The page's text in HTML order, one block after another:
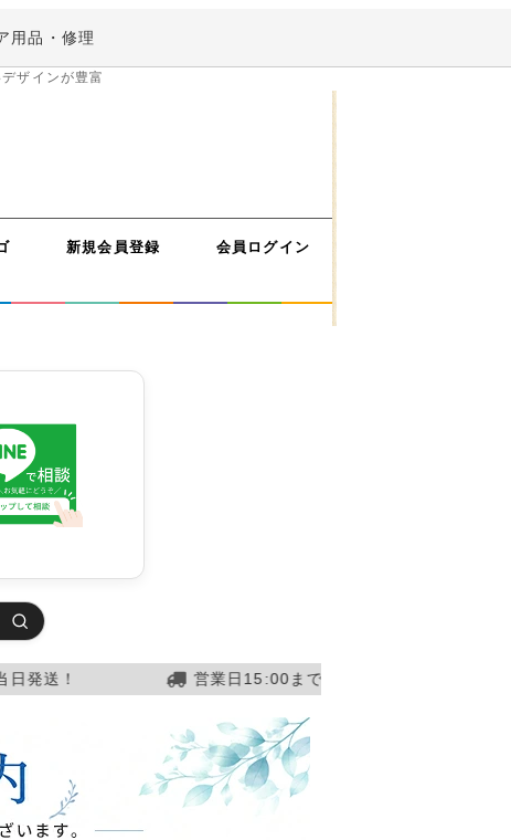
用品・修理
ザインが豊富
新規会員登録 会員ログイン
営業日15:00までのご注文確定で当日発送！
へ